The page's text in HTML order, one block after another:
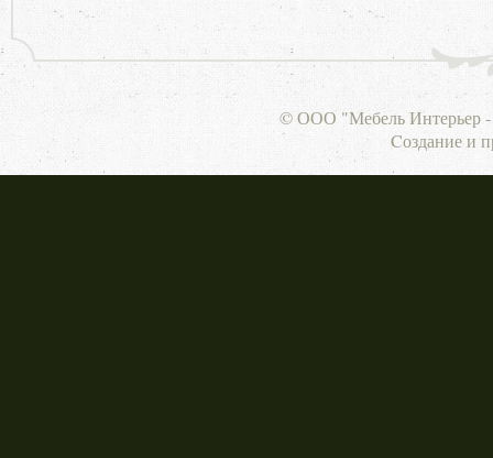
© ООО "Мебель Интерьер -
Cоздание и